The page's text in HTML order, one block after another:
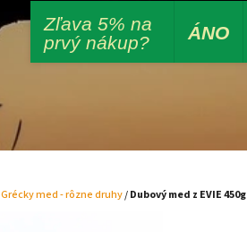
Grécky med - rôzne druhy/Dubový med z EVIE 450g
Zľava 5% na
prvý nákup?
ÁNO